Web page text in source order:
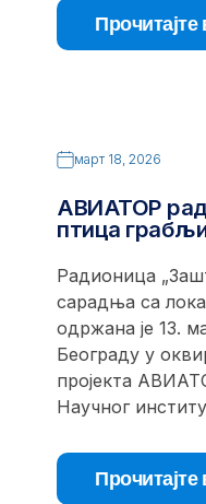
март 18, 2026
АВИАТОР
птица
Радионица
сарадња са
одржана је 13.
Београду у
пројекта
Научног